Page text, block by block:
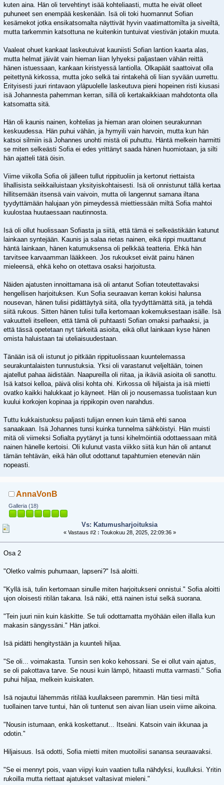
kuten aina. Hän oli tervehtinyt isää kohteliaasti, mutta he eivät olleet
puhuneet sen enempää keskenään. Isä oli toki huomannut Sofian
kesämekot jotka ensikatsomalta näyttivät hyvin vaatimattomilta ja siveiltä,
mutta tarkemmin katsottuna ne kuitenkin tuntuivat viestivän jotakin muuta.
Vaaleat ohuet kankaat laskeutuivat kauniisti Sofian lantion kaarta alas,
mutta helmat jäivät vain hieman liian lyhyeksi paljastaen vähän reittä
hänen istuessaan, kankaan kiristyessä lantiolla. Olkapäät saattoivat olla
peitettynä kirkossa, mutta joko selkä tai rintakehä oli liian syvään uurrettu.
Erityisesti juuri rintavaon yläpuolelle laskeutuva pieni hopeinen risti kiusasi
isä Johannesta pahemman kerran, sillä oli kertakaikkiaan mahdotonta olla
katsomatta sitä.
Hän oli kaunis nainen, kohtelias ja hieman aran oloinen seurakunnan
keskuudessa. Hän puhui vähän, ja hymyili vain harvoin, mutta kun hän
katsoi silmiin isä Johannes unohti mistä oli puhuttu. Häntä melkein harmitti
se miten selkeästi Sofia ei edes yrittänyt saada hänen huomiotaan, ja silti
hän ajatteli tätä öisin.
Viime viikolla Sofia oli jälleen tullut rippituoliin ja kertonut riettaista
lihallisista seikkailuistaan yksityiskohtaisesti. Isä oli onnistunut tällä kertaa
hillitsemään itsensä vain vaivoin, mutta oli langennut samana iltana
tyydyttämään halujaan yön pimeydessä miettiessään miltä Sofia mahtoi
kuulostaa huutaessaan nautinnosta.
Isä oli ollut huolissaan Sofiasta ja siitä, että tämä ei selkeästikään katunut
lainkaan syntejään. Kaunis ja salaa rietas nainen, eikä rippi muuttanut
häntä lainkaan, hänen katumuksensa oli pelkkää teatteria. Ehkä hän
tarvitsee karvaamman lääkkeen. Jos rukoukset eivät painu hänen
mieleensä, ehkä keho on otettava osaksi harjoitusta.
Näiden ajatusten innoittamana isä oli antanut Sofian toteutettavaksi
hengellisen harjoituksen. Kun Sofia seuraavan kerran kokisi halunsa
nousevan, hänen tulisi pidättäytyä siitä, olla tyydyttämättä sitä, ja tehdä
siitä rukous. Sitten hänen tulisi tulla kertomaan kokemuksestaan isälle. Isä
vakuutteli itselleen, että tämä oli puhtaasti Sofian omaksi parhaaksi, ja
että tässä opetetaan nyt tärkeitä asioita, eikä ollut lainkaan kyse hänen
omista haluistaan tai uteliaisuudestaan.
Tänään isä oli istunut jo pitkään rippituolissaan kuuntelemassa
seurakuntalaisten tunnustuksia. Yksi oli varastanut veljeltään, toinen
ajatellut pahaa äidistään. Naapureilla oli riitaa, ja ikäviä asioita oli sanottu.
Isä katsoi kelloa, päivä olisi kohta ohi. Kirkossa oli hiljaista ja isä mietti
ovatko kaikki halukkaat jo käyneet. Hän oli jo nousemassa tuolistaan kun
kuului korkojen kopinaa ja rippikopin oven narahdus.
Tuttu kukkaistuoksu paljasti tulijan ennen kuin tämä ehti sanoa
sanaakaan. Isä Johannes tunsi kuinka tunnelma sähköistyi. Hän muisti
mitä oli viimeksi Sofialta pyytänyt ja tunsi kihelmöintiä odottaessaan mitä
nainen hänelle kertoisi. Oli kulunut vasta viikko siitä kun hän oli antanut
tämän tehtävän, eikä hän ollut odottanut tapahtumien etenevän näin
nopeasti.
AnnaVonB
Galleria (18)
Vs: Katumusharjoituksia
« Vastaus #2 : Toukokuu 28, 2025, 22:09:36 »
Osa 2
"Oletko valmis puhumaan, lapseni?" Isä aloitti.
"Kyllä isä, tulin kertomaan sinulle miten harjoitukseni onnistui." Sofia aloitti
ujon oloisesti ritilän takana. Isä näki, että nainen istui selkä suorana.
"Tein juuri niin kuin käskitte. Se tuli odottamatta myöhään eilen illalla kun
makasin sängyssäni." Hän jatkoi.
Isä pidätti hengitystään ja kuunteli hiljaa.
"Se oli... voimakasta. Tunsin sen koko kehossani. Se ei ollut vain ajatus,
se oli pakottava tarve. Se nousi kuin lämpö, hitaasti mutta varmasti." Sofia
puhui hiljaa, melkein kuiskaten.
Isä nojautui lähemmäs ritilää kuullakseen paremmin. Hän tiesi miltä
tuollainen tarve tuntui, hän oli tuntenut sen aivan liian usein viime aikoina.
"Nousin istumaan, enkä koskettanut... Itseäni. Katsoin vain ikkunaa ja
odotin."
Hiljaisuus. Isä odotti, Sofia mietti miten muotoilisi sanansa seuraavaksi.
"Se ei mennyt pois, vaan viipyi kuin vaatien tulla nähdyksi, kuulluksi. Yritin
rukoilla mutta riettaat ajatukset valtasivat mieleni."